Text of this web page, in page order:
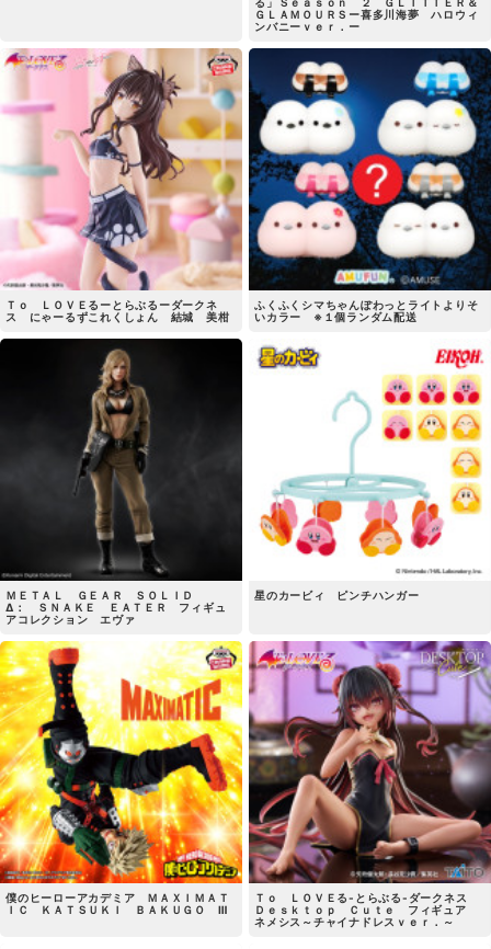
ＧＬＡＭＯＵＲＳー喜多川海夢 ハロウィ
ンバニーｖｅｒ．ー
Ｔｏ ＬＯＶＥるーとらぶるーダークネ
ス にゃーるずこれくしょん 結城 美柑
ふくふくシマちゃんぽわっとライトよりそ
いカラー ※１個ランダム配送
ＭＥＴＡＬ ＧＥＡＲ ＳＯＬＩＤ
Δ： ＳＮＡＫＥ ＥＡＴＥＲ フィギュ
アコレクション エヴァ
星のカービィ ピンチハンガー
僕のヒーローアカデミア ＭＡＸＩＭＡＴ
ＩＣ ＫＡＴＳＵＫＩ ＢＡＫＵＧＯ Ⅲ
Ｔｏ ＬＯＶＥる-とらぶる-ダークネス
Ｄｅｓｋｔｏｐ Ｃｕｔｅ フィギュア
ネメシス～チャイナドレスｖｅｒ．～